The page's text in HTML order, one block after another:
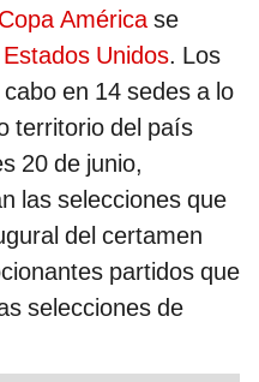
Copa Américase
Estados Unidos. Los
en 14 sedes a lo
territorio del país
20 de junio,
las selecciones que
del certamen
partidos que
selecciones de